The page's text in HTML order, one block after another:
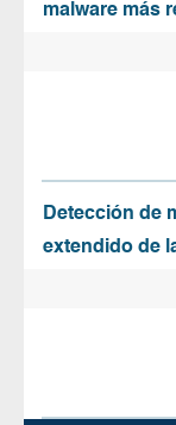
malware más
Detección de
extendido de